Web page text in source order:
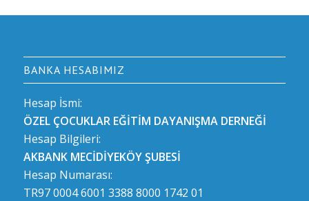
BANKA HESABIMIZ
Hesap İsmi:
ÖZEL ÇOCUKLAR EĞİTİM DAYANIŞMA DERNEĞİ
Hesap Bilgileri:
AKBANK MECİDİYEKÖY ŞUBESİ
Hesap Numarası:
TR97 0004 6001 3388 8000 1742 01